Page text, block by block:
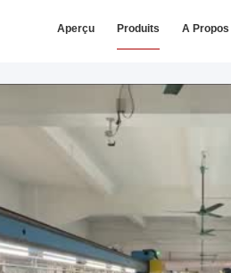
Aperçu Produits A Propos